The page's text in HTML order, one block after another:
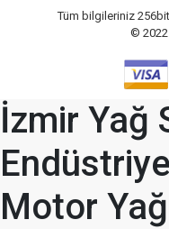
Tüm bilgileriniz
© 2022
İzmir Yağ
Motor